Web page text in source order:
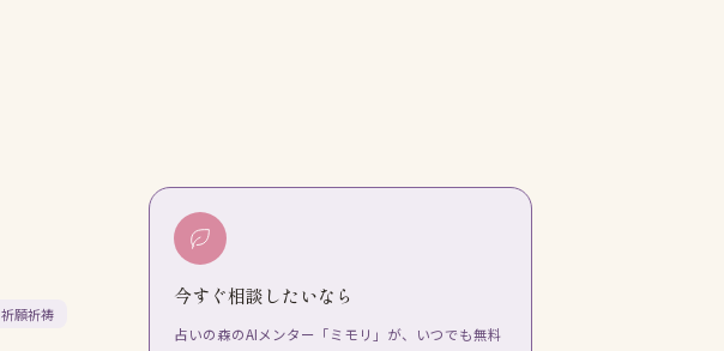
祈願祈祷
今すぐ相談したいなら
占いの森のAIメンター「ミモリ」が、いつでも無料